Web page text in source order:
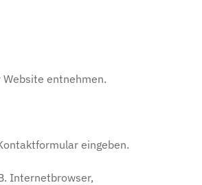
entnehmen.
eingeben.
Internetbrowser,